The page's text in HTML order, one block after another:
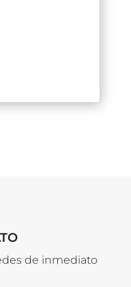
de inmediato